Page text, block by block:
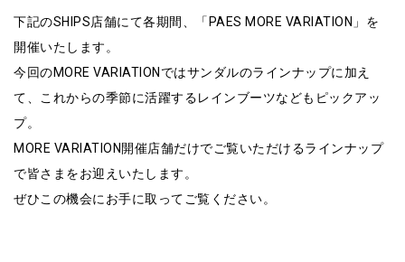
下記のSHIPS店舗にて各期間、「PAES MORE VARIATION」を
開催いたします。
今回のMORE VARIATIONではサンダルのラインナップに加え
て、これからの季節に活躍するレインブーツなどもピックアッ
プ。
MORE VARIATION開催店舗だけでご覧いただけるラインナップ
で皆さまをお迎えいたします。
ぜひこの機会にお手に取ってご覧ください。